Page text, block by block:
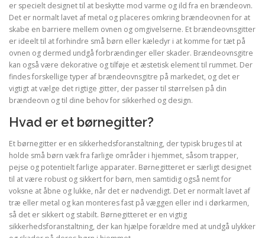
er specielt designet til at beskytte mod varme og ild fra en brændeovn.
Det er normalt lavet af metal og placeres omkring brændeovnen for at
skabe en barriere mellem ovnen og omgivelserne. Et brændeovnsgitter
er ideelt til at forhindre små børn eller kæledyr i at komme for tæt på
ovnen og dermed undgå forbrændinger eller skader. Brændeovnsgitre
kan også være dekorative og tilføje et æstetisk element til rummet. Der
findes forskellige typer af brændeovnsgitre på markedet, og det er
vigtigt at vælge det rigtige gitter, der passer til størrelsen på din
brændeovn og til dine behov for sikkerhed og design.
Hvad er et børnegitter?
Et børnegitter er en sikkerhedsforanstaltning, der typisk bruges til at
holde små børn væk fra farlige områder i hjemmet, såsom trapper,
pejse og potentielt farlige apparater. Børnegitteret er særligt designet
til at være robust og sikkert for børn, men samtidig også nemt for
voksne at åbne og lukke, når det er nødvendigt. Det er normalt lavet af
træ eller metal og kan monteres fast på væggen eller ind i dørkarmen,
så det er sikkert og stabilt. Børnegitteret er en vigtig
sikkerhedsforanstaltning, der kan hjælpe forældre med at undgå ulykker